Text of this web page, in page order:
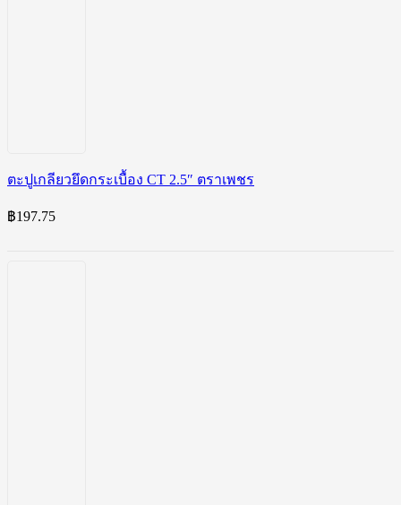
ตะปูเกลียวยึดกระเบื้อง CT 2.5″ ตราเพชร
฿197.75